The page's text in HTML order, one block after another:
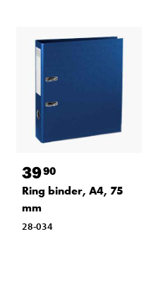
3990
Ring binder, A4, 75
mm
28-034